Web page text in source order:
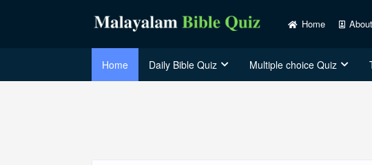
Home
Home Daily Bible Quiz Multiple choice Quiz